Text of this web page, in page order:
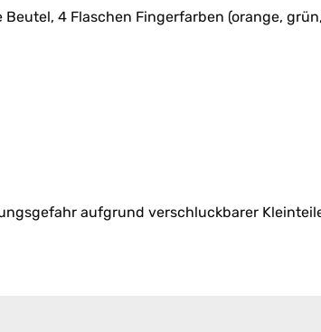
4 Flaschen Fingerfarben (orange,
aufgrund verschluckbarer